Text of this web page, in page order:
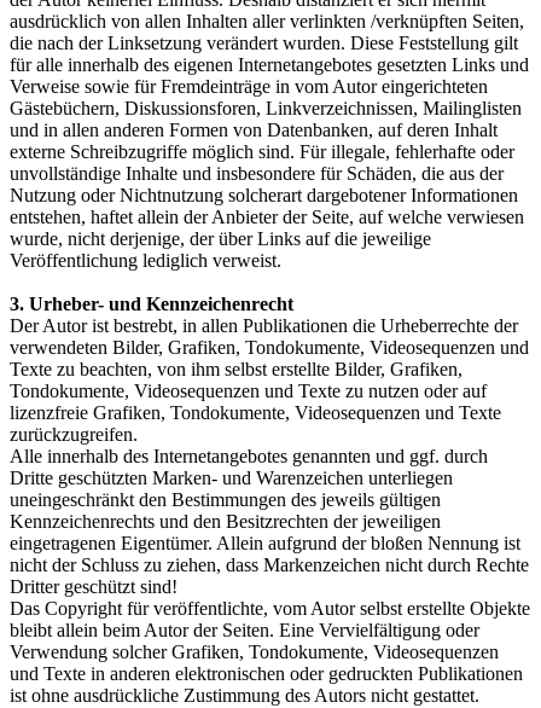
ausdrücklich von allen Inhalten aller verlinkten /verknüpften Seiten,
die nach der Linksetzung verändert wurden. Diese Feststellung gilt
für alle innerhalb des eigenen Internetangebotes gesetzten Links und
Verweise sowie für Fremdeinträge in vom Autor eingerichteten
Gästebüchern, Diskussionsforen, Linkverzeichnissen, Mailinglisten
und in allen anderen Formen von Datenbanken, auf deren Inhalt
externe Schreibzugriffe möglich sind. Für illegale, fehlerhafte oder
unvollständige Inhalte und insbesondere für Schäden, die aus der
Nutzung oder Nichtnutzung solcherart dargebotener Informationen
entstehen, haftet allein der Anbieter der Seite, auf welche verwiesen
wurde, nicht derjenige, der über Links auf die jeweilige
Veröffentlichung lediglich verweist.
3. Urheber- und Kennzeichenrecht
Der Autor ist bestrebt, in allen Publikationen die Urheberrechte der
verwendeten Bilder, Grafiken, Tondokumente, Videosequenzen und
Texte zu beachten, von ihm selbst erstellte Bilder, Grafiken,
Tondokumente, Videosequenzen und Texte zu nutzen oder auf
lizenzfreie Grafiken, Tondokumente, Videosequenzen und Texte
zurückzugreifen.
Alle innerhalb des Internetangebotes genannten und ggf. durch
Dritte geschützten Marken- und Warenzeichen unterliegen
uneingeschränkt den Bestimmungen des jeweils gültigen
Kennzeichenrechts und den Besitzrechten der jeweiligen
eingetragenen Eigentümer. Allein aufgrund der bloßen Nennung ist
nicht der Schluss zu ziehen, dass Markenzeichen nicht durch Rechte
Dritter geschützt sind!
Das Copyright für veröffentlichte, vom Autor selbst erstellte Objekte
bleibt allein beim Autor der Seiten. Eine Vervielfältigung oder
Verwendung solcher Grafiken, Tondokumente, Videosequenzen
und Texte in anderen elektronischen oder gedruckten Publikationen
ist ohne ausdrückliche Zustimmung des Autors nicht gestattet.